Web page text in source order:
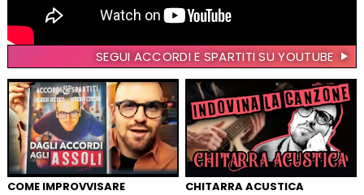
SEGUI ACCORDI E SPARTITI SU YOUTUBE
COME IMPROVVISARE CHITARRA ACUSTICA